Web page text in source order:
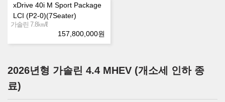
xDrive 40i M Sport Package
LCI (P2-0)(7Seater)
가솔린 7.8㎞/ℓ
157,800,000원
2026년형 가솔린 4.4 MHEV (개소세 인하 종
료)